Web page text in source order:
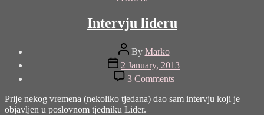
Intervju lideru
Post
author
By Marko
Post
date
2 January, 2013
3 Commentson
Intervju
lideru
Prije nekog vremena (nekoliko tjedana) dao sam intervju koji je
objavljen u poslovnom tjedniku Lider.